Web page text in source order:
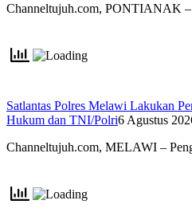
Channeltujuh.com, PONTIANAK
Satlantas Polres Melawi Lakukan
Hukum dan TNI/Polri6 Agustus
Channeltujuh.com, MELAWI –